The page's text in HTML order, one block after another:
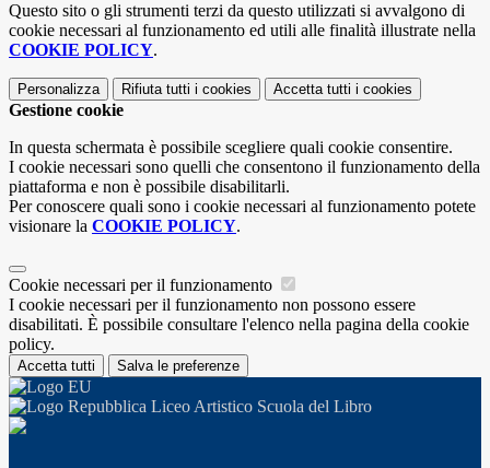
Questo sito o gli strumenti terzi da questo utilizzati si avvalgono di
cookie necessari al funzionamento ed utili alle finalità illustrate nella
COOKIE POLICY.
Personalizza Rifiuta tutti i cookies Accetta tutti i cookies
Gestione cookie
In questa schermata è possibile scegliere quali cookie consentire.
I cookie necessari sono quelli che consentono il funzionamento della
piattaforma e non è possibile disabilitarli.
Per conoscere quali sono i cookie necessari al funzionamento potete
visionare la COOKIE POLICY.
Cookie necessari per il funzionamento
I cookie necessari per il funzionamento non possono essere
disabilitati. È possibile consultare l'elenco nella pagina della cookie
policy.
Accetta tutti Salva le preferenze
Liceo Artistico Scuola del Libro